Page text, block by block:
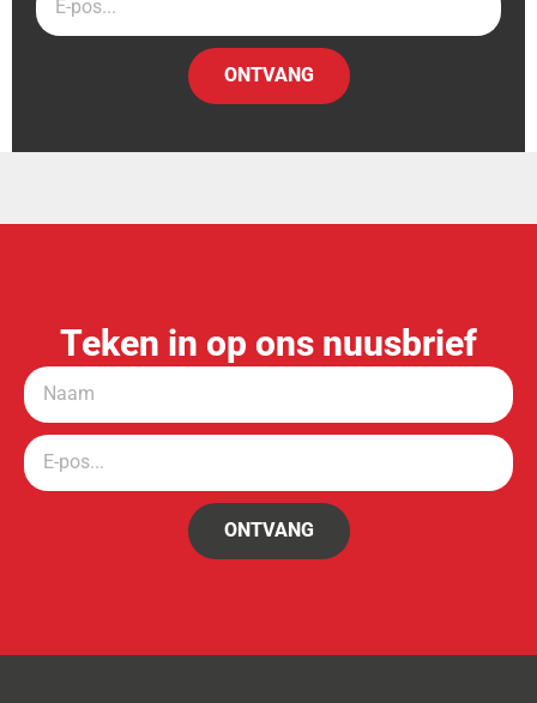
ONTVANG
Teken in op ons nuusbrief
ONTVANG